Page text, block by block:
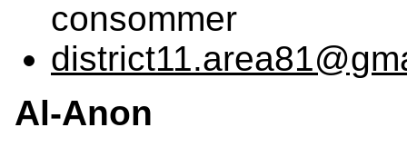
consommer
Al-Anon